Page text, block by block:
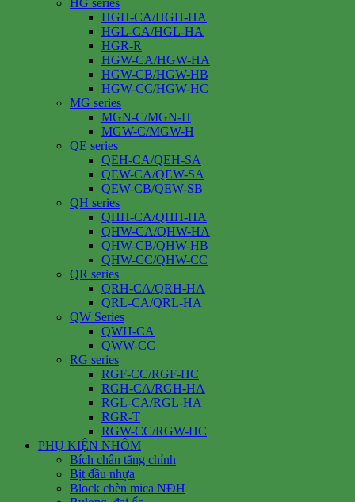
HGH-CA/HGH-HA
HGL-CA/HGL-HA
HGR-R
HGW-CA/HGW-HA
HGW-CB/HGW-HB
HGW-CC/HGW-HC
MG series
MGN-C/MGN-H
MGW-C/MGW-H
QE series
QEH-CA/QEH-SA
QEW-CA/QEW-SA
QEW-CB/QEW-SB
QH series
QHH-CA/QHH-HA
QHW-CA/QHW-HA
QHW-CB/QHW-HB
QHW-CC/QHW-CC
QR series
QRH-CA/QRH-HA
QRL-CA/QRL-HA
QW Series
QWH-CA
QWW-CC
RG series
RGF-CC/RGF-HC
RGH-CA/RGH-HA
RGL-CA/RGL-HA
RGR-T
RGW-CC/RGW-HC
PHỤ KIỆN NHÔM
Bích chân tăng chỉnh
Bịt đầu nhựa
Block chèn mica NĐH